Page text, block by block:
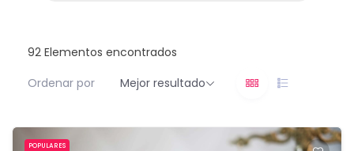
92 Elementos encontrados
Ordenar por
Mejor resultado
POPULARES